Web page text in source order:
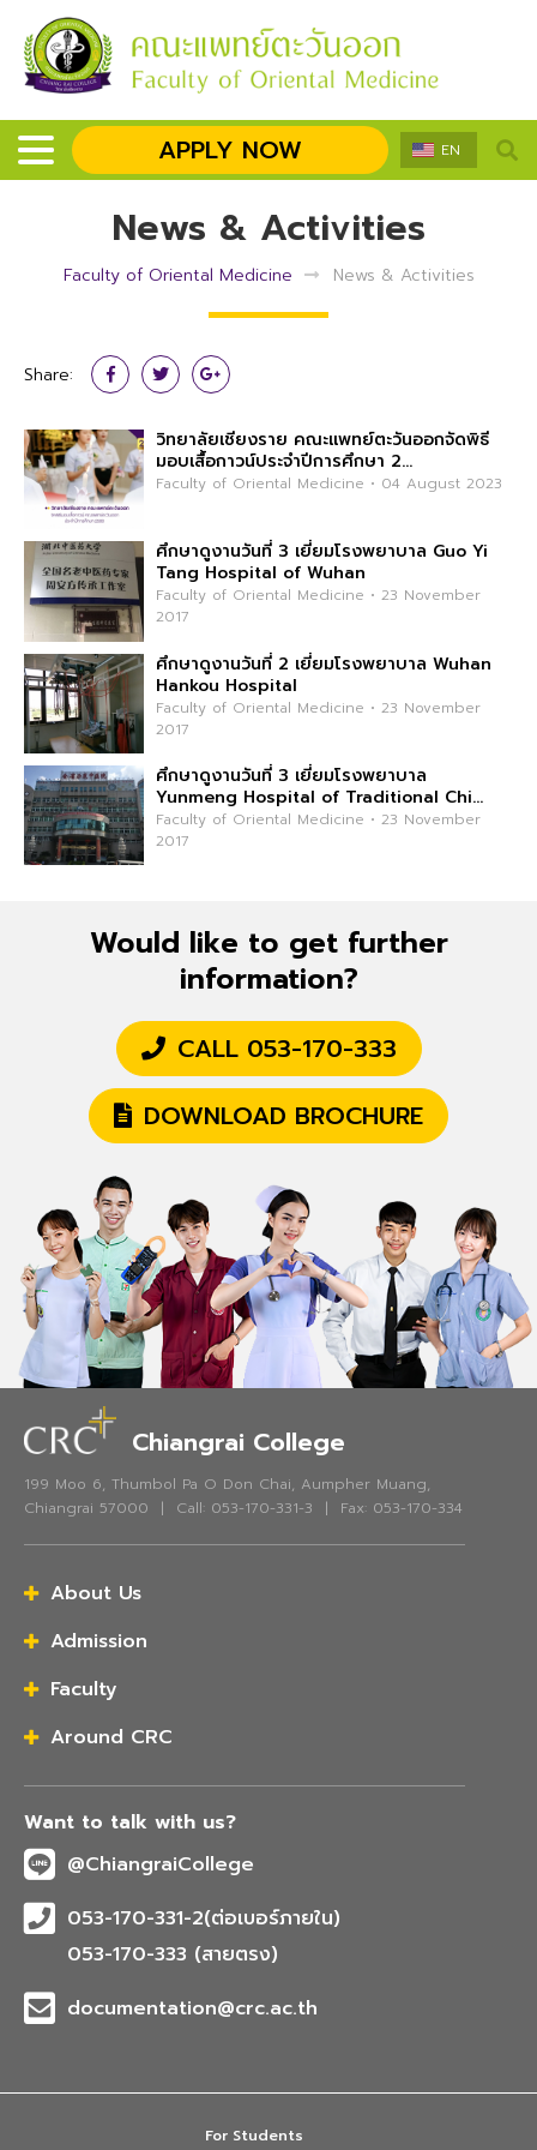
APPLY NOW EN
News & Activities
Faculty of Oriental Medicine News & Activities
Share:
วิทยาลัยเชียงราย คณะแพทย์ตะวันออกจัดพิธี
มอบเสื้อกาวน์ประจำปีการศึกษา 2...
Faculty of Oriental Medicine • 04 August 2023
ศึกษาดูงานวันที่ 3 เยี่ยมโรงพยาบาล Guo Yi
Tang Hospital of Wuhan
Faculty of Oriental Medicine • 23 November
2017
ศึกษาดูงานวันที่ 2 เยี่ยมโรงพยาบาล Wuhan
Hankou Hospital
Faculty of Oriental Medicine • 23 November
2017
ศึกษาดูงานวันที่ 3 เยี่ยมโรงพยาบาล
Yunmeng Hospital of Traditional Chi...
Faculty of Oriental Medicine • 23 November
2017
Would like to get further
information?
CALL 053-170-333
DOWNLOAD BROCHURE
Chiangrai College
199 Moo 6, Thumbol Pa O Don Chai, Aumpher Muang,
Chiangrai 57000 | Call: 053-170-331-3 | Fax: 053-170-334
About Us
Admission
Faculty
Around CRC
Want to talk with us?
@ChiangraiCollege
053-170-331-2(ต่อเบอร์ภายใน)
053-170-333 (สายตรง)
documentation@crc.ac.th
For Students